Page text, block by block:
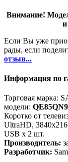
Внимание!
Если Вы уже
рады, если
отзыв...
Информация по
Торговая марка:
модели:
Коротко от
UltraHD,
USB х 2 шт.
Производитель:
Разработчик: